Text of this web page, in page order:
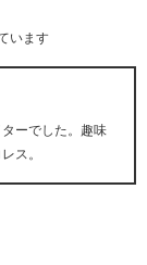
います
ーでした。趣味
ス。